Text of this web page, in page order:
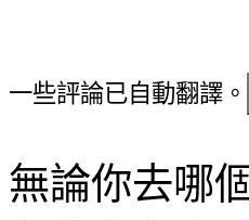
一些評論已自動翻譯。
無論你去哪